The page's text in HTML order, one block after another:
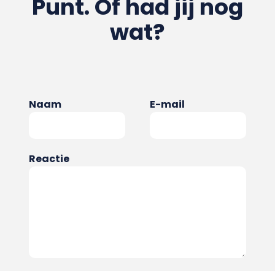
Punt. Of had jij nog
wat?
Naam E-mail
Reactie